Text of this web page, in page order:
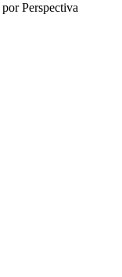
por Perspectiva